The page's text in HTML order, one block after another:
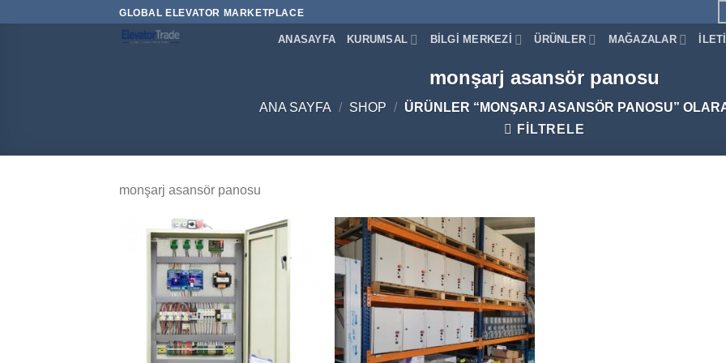
GLOBAL ELEVATOR MARKETPLACE
ANASAYFA KURUMSAL BILGI MERKEZI ÜRÜNLER MAĞAZALAR
monşarj asansör panosu
ANA SAYFA / SHOP /
ÜRÜNLER “MONŞARJ ASANSÖR PANOSU”
FILTRELE
monşarj asansör panosu
Add to
wishlist